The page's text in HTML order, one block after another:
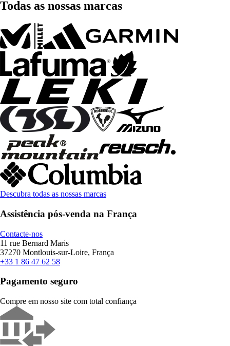
Todas as nossas marcas
Descubra todas as nossas marcas
Assistência pós-venda na França
Contacte-nos
11 rue Bernard Maris
37270 Montlouis-sur-Loire, França
+33 1 86 47 62 58
Pagamento seguro
Compre em nosso site com total confiança